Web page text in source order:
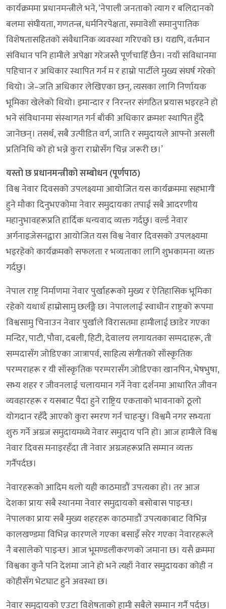
कार्यक्रममा प्रधानमन्त्रीले भने, ‘नेपाली जनताको त्याग र बलिदानको
बलमा संघीयता, गणतन्त्र, धर्मनिरपेक्षता, समावेशी समानुपातिक
विशेषतासहितको संवैधानिक व्यवस्था गरिएको छ। यद्यपि, वर्तमान
संविधान पनि हामीले अपेक्षा गरेजस्तै पूर्णचाहिँ छैन। नयाँ संविधानमा
पहिचान र अधिकार स्थापित गर्न म र हाम्रो पार्टीले मुख्य संघर्ष गरेको
थियो। जे–जति अधिकार लेखिएका छन्, त्यसका लागि निर्णायक
भूमिका खेलेको थियो। इमान्दार र निरन्तर संगठित प्रयास भइरहने हो
भने संविधानमा संस्थागत गर्न बाँकी अधिकार क्रमशः स्थापित हुँदै
जानेछन्। तसर्थ, सबै उत्पीडित वर्ग, जाति र समुदायले आफ्नो असली
प्रतिनिधि को हो भन्ने कुरा राम्रोसँग चिन्न जरूरी छ।’
यस्तो छ प्रधानमन्त्रीको सम्बोधन (पूर्णपाठ)
विश्व नेवार दिवसको उपलक्ष्यमा आयोजित यस कार्यक्रममा सहभागी
हुने मौका दिनुभएकोमा नेवार समुदायका तपाई सबै आदरणीय
महानुभावहरूप्रति हार्दिक धन्यवाद व्यक्त गर्दछु। वर्ल्ड नेवार
अर्गनाइजेसनद्वारा आयोजित यस विश्व नेवार दिवसको उपलक्ष्यमा
भइरहेको कार्यक्रमको सफलता र भव्यताका लागि शुभकामना व्यक्त
गर्दछु।
नेपाल राष्ट्र निर्माणमा नेवार पुर्खाहरूको मुख्य र ऐतिहासिक भूमिका
रहेको यथार्थ हाम्रोसामु छर्लङ्गै छ। नेपाललाई स्वाधीन राष्ट्रको रूपमा
विश्वसामु चिनाउन नेवार पुर्खाले विरासतमा हामीलाई छाडेर गएका
मन्दिर, पाटी, पौवा, दबली, हिटी, देवालय लगायतका सम्पदाहरू, ती
सम्पदासँग जोडिएका जात्रापर्व, साहित्य संगीतको साँस्कृतिक
परम्पराहरू र यी साँस्कृतिक परम्परासँग जोडिएका खानपिन, भेषभुषा,
सभ्य शहर र जीवनलाई चलायमान गर्ने नेवाः दर्शनमा आधारित जीवन
व्यवहारहरू र यसबाट पैदा हुने राष्ट्रिय एकताको भावनाको ठूलो
योगदान रहँदै आएको कुरा स्मरण गर्न चाहन्छु। विश्वमै नगर सभ्यता
शुरु गर्ने अग्रज समुदायमध्ये नेवार समुदाय पनि हो। आज हामीले विश्व
नेवार दिवस मनाइरहँदा ती नेवार अग्रजहरूप्रति सम्मान व्यक्त
गर्नैपर्दछ।
नेवारहरूको आदिम थलो यही काठमाडौं उपत्यका हो। तर आज
देशका प्रायः सबै स्थानमा नेवार समुदायको बसोबास पाइन्छ।
नेपालका प्रायः सबै मुख्य शहरहरू काठमाडौं उपत्यकाबाट विभिन्न
कालखण्डमा विभिन्न कारणले गएका बसाइँ सरेर गएका नेवारहरूले
नै बसालेको पाइन्छ। आज भूमण्डलीकरणको जमाना छ। यसै क्रममा
विश्वका कुनै पनि देशमा जाने हो भने त्यहाँ नेवार समुदायका कोही न
कोहीसँग भेटघाट हुने अवस्था छ।
नेवार समुदायको एउटा विशेषताको हामी सबैले सम्मान गर्नै पर्दछ।